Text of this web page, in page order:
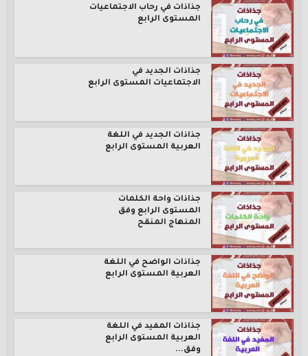
جذاذات في رحاب الاجتماعيات
المستوى الرابع
جذاذات الجديد في
الاجتماعيات المستوى الرابع
جذاذات الجديد في اللغة
العربية المستوى الرابع
جذاذات واحة الكلمات
المستوى الرابع وفق
المنهاج المنقح
جذاذات الواضح في اللغة
العربية المستوى الرابع
جذاذات المفيد في اللغة
العربية المستوى الرابع
وفق...